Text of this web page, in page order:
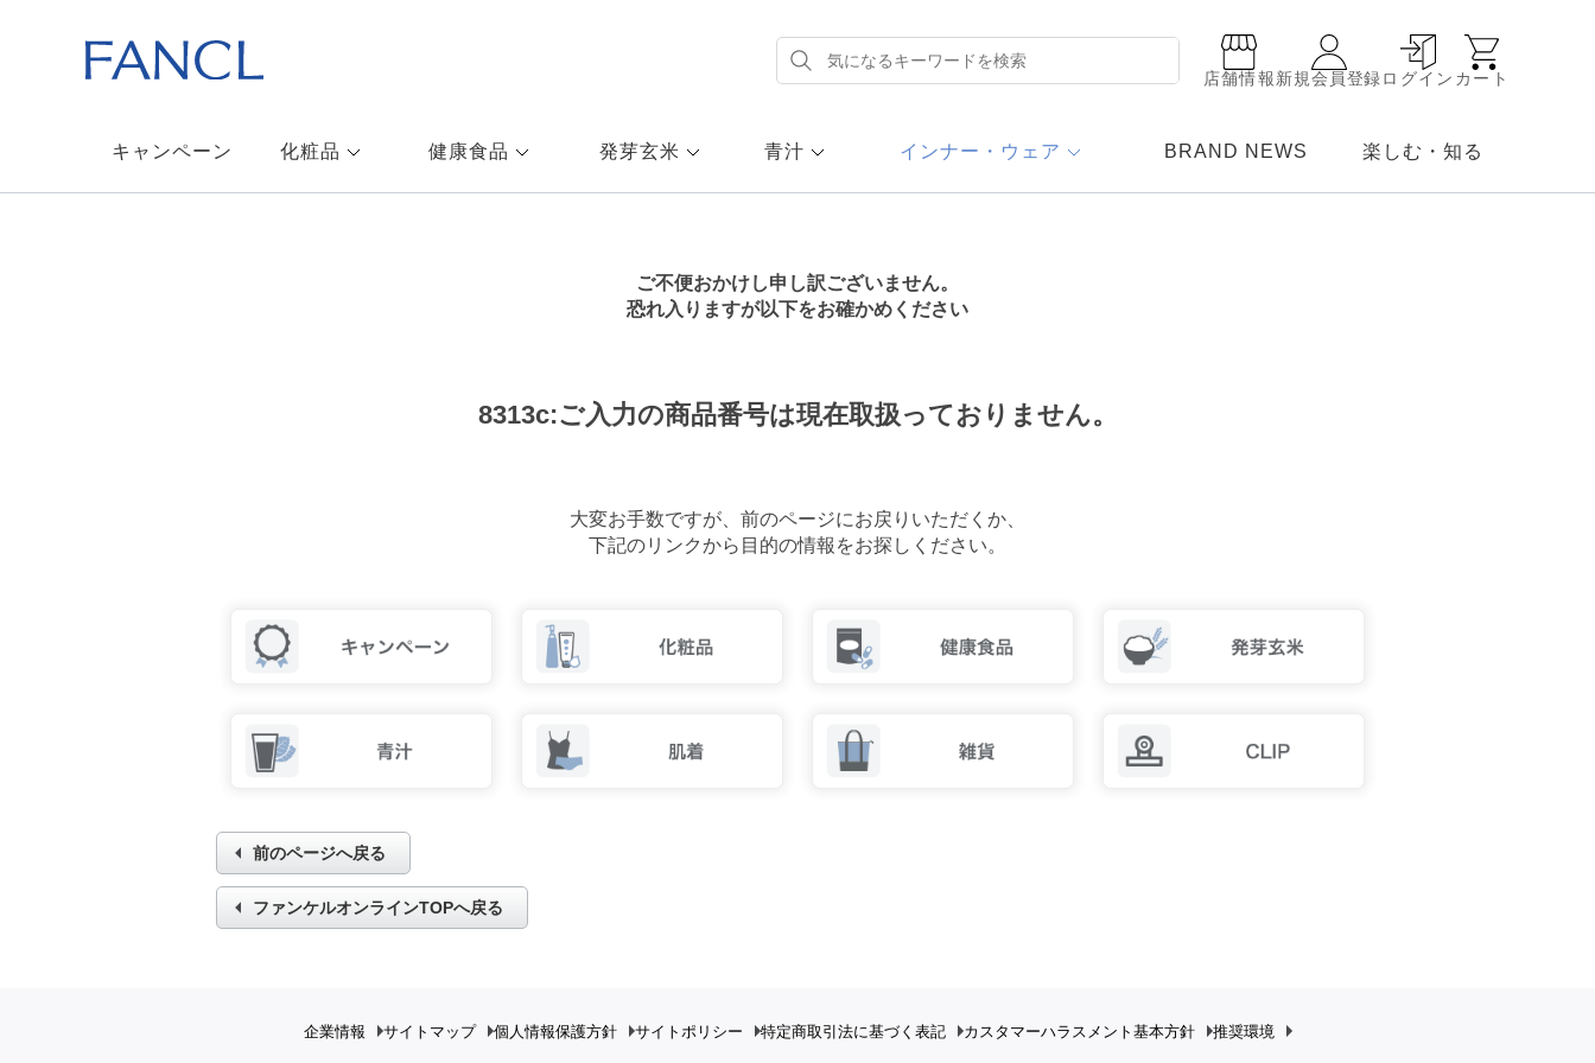
店舗情報新規会員登録ログイン カート
キャンペーン 化粧品 健康食品 発芽玄米 青汁 インナー・ウェア BRAND NEWS 楽しむ・知る
ご不便おかけし申し訳ございません。
恐れ入りますが以下をお確かめください
8313c:ご入力の商品番号は現在取扱っておりません。
大変お手数ですが、前のページにお戻りいただくか、
下記のリンクから目的の情報をお探しください。
前のページへ戻る
ファンケルオンラインTOPへ戻る
企業情報 サイトマップ 個人情報保護方針 サイトポリシー 特定商取引法に基づく表記 カスタマーハラスメント 基本方針 推奨環境